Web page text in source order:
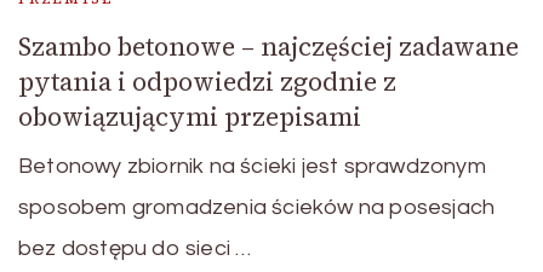
Szambo betonowe – najczęściej zadawane
pytania i odpowiedzi zgodnie z
obowiązującymi przepisami
Betonowy zbiornik na ścieki jest sprawdzonym
sposobem gromadzenia ścieków na posesjach
bez dostępu do sieci …